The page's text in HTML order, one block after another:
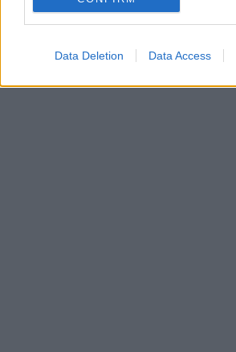
Data Deletion Data Access